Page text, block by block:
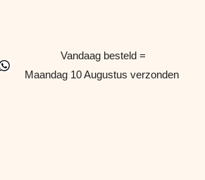
Vandaag besteld =
Maandag 10 Augustus verzonden